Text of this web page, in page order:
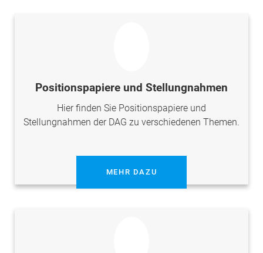
Positionspapiere und Stellungnahmen
Hier finden Sie Positionspapiere und
Stellungnahmen der DAG zu verschiedenen Themen.
MEHR DAZU